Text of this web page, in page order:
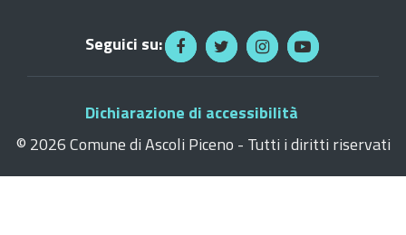
Seguici su:
Dichiarazione di accessibilità
© 2026 Comune di Ascoli Piceno - Tutti i diritti riservati